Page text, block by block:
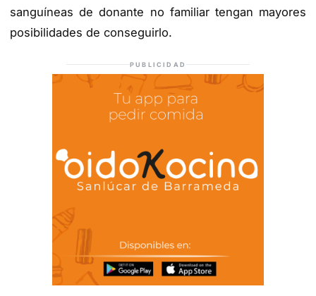
sanguíneas de donante no familiar tengan mayores
posibilidades de conseguirlo.
PUBLICIDAD